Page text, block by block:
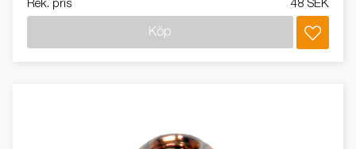
Rek. pris 48 SEK
Köp